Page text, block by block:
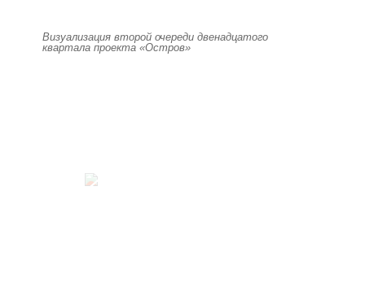
Визуализация второй очереди двенадцатого
квартала проекта «Остров»